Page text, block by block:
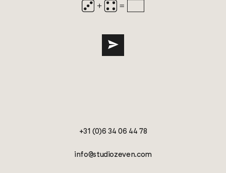
+31 (0)6 34 06 44 78
info@studiozeven.com